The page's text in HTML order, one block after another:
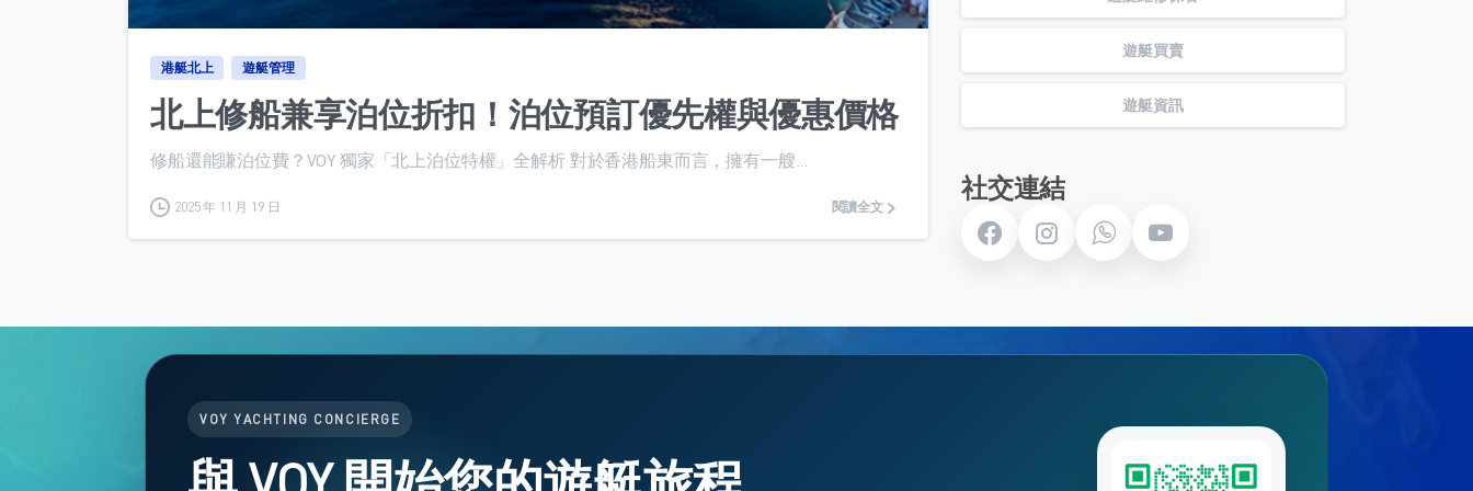
港艇北上 遊艇管理
北上修船兼享泊位折扣！泊位預訂優先權與優惠價格
修船還能賺泊位費？VOY 獨家「北上泊位特權」全解析 對於香港船東而言，擁有一艘...
2025 年 11 月 19 日 閱讀全文
遊艇買賣
遊艇資訊
社交連結
VOY YACHTING CONCIERGE